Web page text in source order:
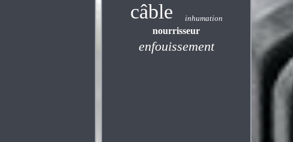
câble inhumation
nourrisseur
enfouissement